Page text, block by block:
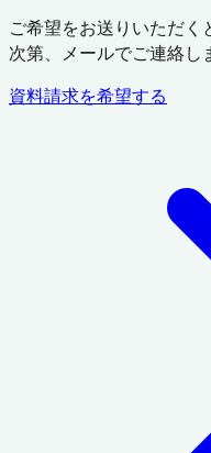
ご希望をお送りいただく
次第、メールでご連絡し
資料請求を希望する